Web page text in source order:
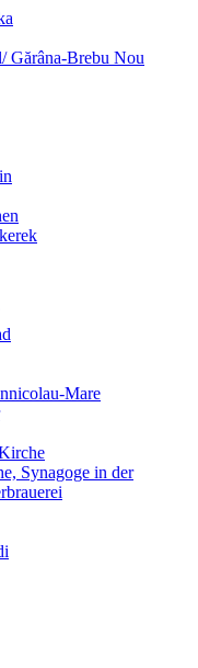
Gărâna-Brebu Nou
Mare
Synagoge in der